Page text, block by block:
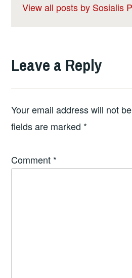
View all posts by Sosialis
Leave a Reply
Your email address will not
fields are marked *
Comment *